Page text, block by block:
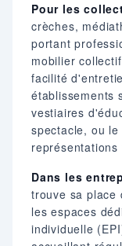
Pour les
crèches,
portant
mobilier
facilité
établissements
vestiaires
spectacle, ou
représentations
Dans les
trouve sa place
les espaces
individuelle